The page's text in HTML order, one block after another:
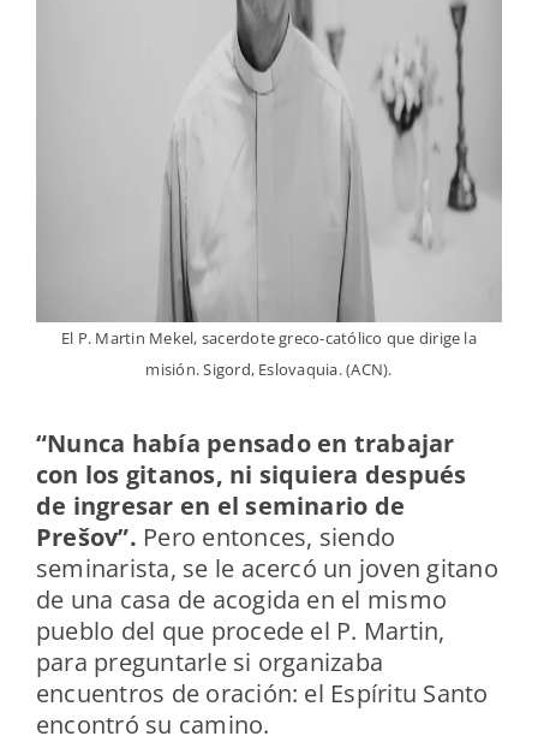
El P. Martin Mekel, sacerdote greco-católico que dirige la
misión. Sigord, Eslovaquia. (ACN).
“Nunca había pensado en trabajar
con los gitanos, ni siquiera después
de ingresar en el seminario de
Prešov”. Pero entonces, siendo
seminarista, se le acercó un joven gitano
de una casa de acogida en el mismo
pueblo del que procede el P. Martin,
para preguntarle si organizaba
encuentros de oración: el Espíritu Santo
encontró su camino.